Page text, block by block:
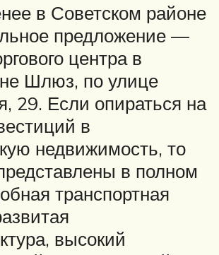
в Советском районе
предложение —
центра в
Шлюз, по улице
29. Если опираться на
в
недвижимость, то
в полном
транспортная
высокий